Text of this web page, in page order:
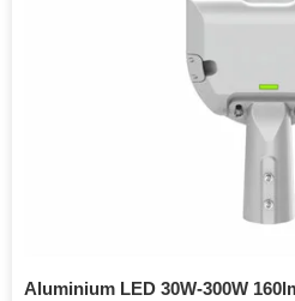
Aluminium LED 30W-300W